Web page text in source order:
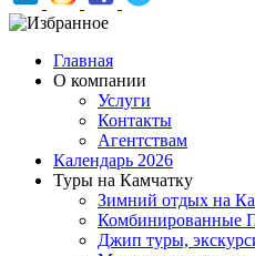
Главная
О компании
Услуги
Контакты
Агентствам
Календарь 2026
Туры на Камчатку
Зимний отдых на
Комбинированные
Джип туры,